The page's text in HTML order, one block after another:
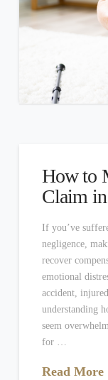
How to
Claim
If you’ve
negligence,
recover
emotional
accident,
understanding
seem
for …
Read More